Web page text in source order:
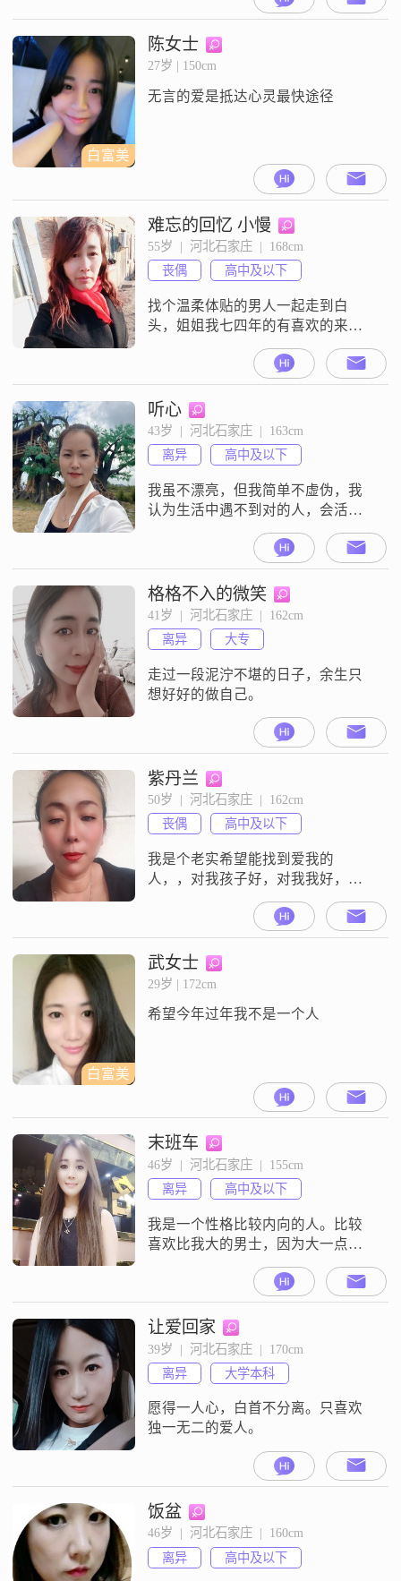
白富美
陈女士
27岁 | 150cm
无言的爱是抵达心灵最快途径
难忘的回忆 小慢
55岁  |  河北石家庄  |  168cm
丧偶
高中及以下
找个温柔体贴的男人一起走到白
头，姐姐我七四年的有喜欢的来行
听心
43岁  |  河北石家庄  |  163cm
离异
高中及以下
我虽不漂亮，但我简单不虚伪，我
认为生活中遇不到对的人，会活得
格格不入的微笑
41岁  |  河北石家庄  |  162cm
离异
大专
走过一段泥泞不堪的日子，余生只
想好好的做自己。
紫丹兰
50岁  |  河北石家庄  |  162cm
丧偶
高中及以下
我是个老实希望能找到爱我的
人，，对我孩子好，对我我好，希
望有个好的男士，找个好的家庭
白富美
武女士
29岁 | 172cm
希望今年过年我不是一个人
末班车
46岁  |  河北石家庄  |  155cm
离异
高中及以下
我是一个性格比较内向的人。比较
喜欢比我大的男士，因为大一点的
男人会心疼女人，没别的要求，只
愿彼此能够真心真意对待，我喜欢
旅游，爬山，喜欢结交真心实意的
朋友，如果你有心和我交朋友可以
随时给我留言咯。等我们老了就去
有山有水的地方。买一处找院子种
花养鸟可好
让爱回家
39岁  |  河北石家庄  |  170cm
离异
大学本科
愿得一人心，白首不分离。只喜欢
独一无二的爱人。
饭盆
46岁  |  河北石家庄  |  160cm
离异
高中及以下